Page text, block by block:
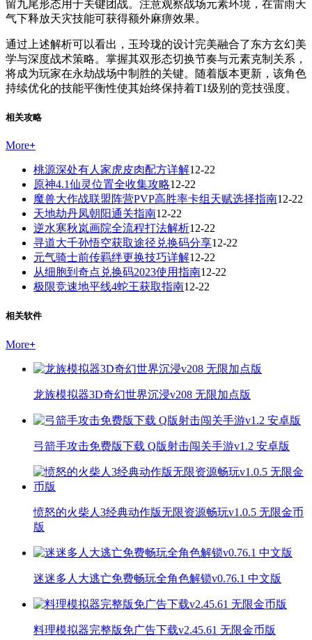
留九尾形态用于关键团战。注意观察战场元素环境，在雷雨天
气下释放天灾技能可获得额外麻痹效果。
通过上述解析可以看出，玉玲珑的设计完美融合了东方玄幻美
学与深度战术策略。掌握其双形态切换节奏与元素克制关系，
将成为玩家在永劫战场中制胜的关键。随着版本更新，该角色
持续优化的技能平衡性使其始终保持着T1级别的竞技强度。
相关攻略
More+
桃源深处有人家虎皮肉配方详解12-22
原神4.1仙灵位置全收集攻略12-22
魔兽大作战联盟阵营PVP高胜率卡组天赋选择指南12-22
天地劫丹凤朝阳通关指南12-22
逆水寒秋岚画院全流程打法解析12-22
寻道大千孙悟空获取途径兑换码分享12-22
元气骑士前传羁绊更换技巧详解12-22
从细胞到奇点兑换码2023使用指南12-22
极限竞速地平线4蛇王获取指南12-22
相关软件
More+
龙族模拟器3D奇幻世界沉浸v208 无限加点版
弓箭手攻击免费版下载 Q版射击闯关手游v1.2 安卓版
愤怒的火柴人3经典动作版无限资源畅玩v1.0.5 无限金币
版
迷迷多人大逃亡免费畅玩全角色解锁v0.76.1 中文版
料理模拟器完整版免广告下载v2.45.61 无限金币版